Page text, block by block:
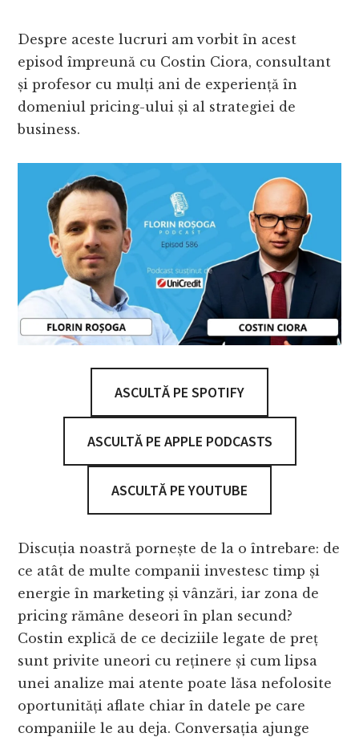
Despre aceste lucruri am vorbit în acest
episod împreună cu Costin Ciora, consultant
și profesor cu mulți ani de experiență în
domeniul pricing-ului și al strategiei de
business.
ASCULTĂ PE SPOTIFY
ASCULTĂ PE APPLE PODCASTS
ASCULTĂ PE YOUTUBE
Discuția noastră pornește de la o întrebare: de
ce atât de multe companii investesc timp și
energie în marketing și vânzări, iar zona de
pricing rămâne deseori în plan secund?
Costin explică de ce deciziile legate de preț
sunt privite uneori cu reținere și cum lipsa
unei analize mai atente poate lăsa nefolosite
oportunități aflate chiar în datele pe care
companiile le au deja. Conversația ajunge